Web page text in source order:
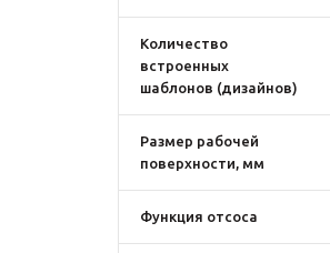
Количество
встроенных
шаблонов (дизайнов)
Размер рабочей
поверхности, мм
Функция отсоса